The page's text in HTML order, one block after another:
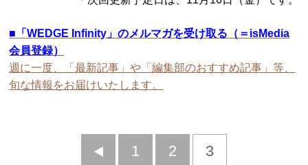
■ 「WEDGE Infinity」のメルマガを受け取る（＝isMedia
会員登録）
週に一度、「最新記事」や「編集部のおすすめ記事」等、
旬な情報をお届けいたします。
前
1 2 3